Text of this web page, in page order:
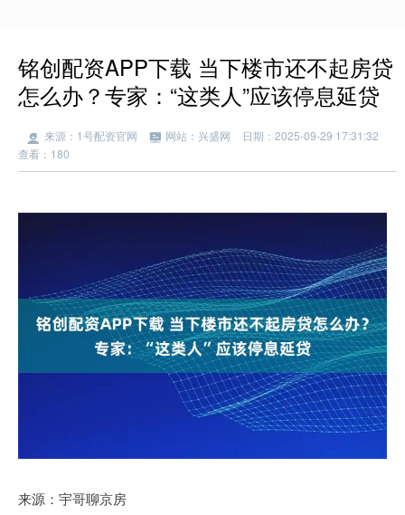
铭创配资APP下载 当下楼市还不起房贷
怎么办？专家：“这类人”应该停息延贷
来源：1号配资官网 网站：兴盛网
日期：2025-09-29 17:31:32
查看：180
来源：宇哥聊京房